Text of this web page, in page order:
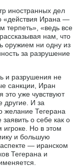
иностранных дел
«действия Ирана —
терпеть», «ведь все
нам, что
оружием ни одну из
за разрушение
и разрушения не
санкции, Иран
это уже чувствуют
другие. И за
желание Тегерана
о себе как о
игроке. Но в этом
и большую
— иранском
Тегерана и